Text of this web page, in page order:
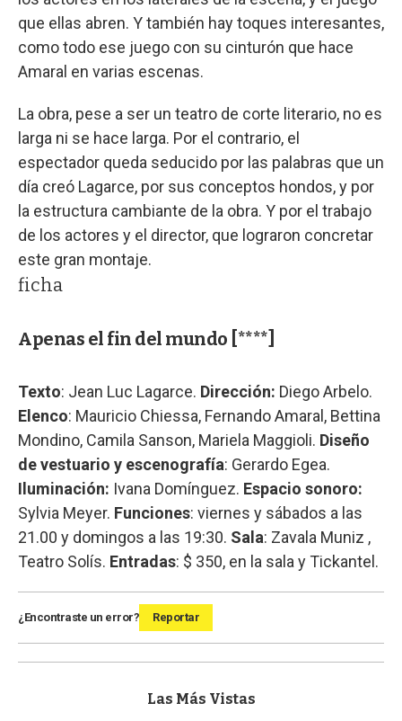
que ellas abren. Y también hay toques interesantes,
como todo ese juego con su cinturón que hace
Amaral en varias escenas.
La obra, pese a ser un teatro de corte literario, no es
larga ni se hace larga. Por el contrario, el
espectador queda seducido por las palabras que un
día creó Lagarce, por sus conceptos hondos, y por
la estructura cambiante de la obra. Y por el trabajo
de los actores y el director, que lograron concretar
este gran montaje.
ficha
Apenas el fin del mundo [****]
Texto: Jean Luc Lagarce. Dirección: Diego Arbelo.
Elenco: Mauricio Chiessa, Fernando Amaral, Bettina
Mondino, Camila Sanson, Mariela Maggioli. Diseño
de vestuario y escenografía: Gerardo Egea.
Iluminación: Ivana Domínguez. Espacio sonoro:
Sylvia Meyer. Funciones: viernes y sábados a las
21.00 y domingos a las 19:30. Sala: Zavala Muniz ,
Teatro Solís. Entradas: $ 350, en la sala y Tickantel.
¿Encontraste un error? Reportar
Las Más Vistas